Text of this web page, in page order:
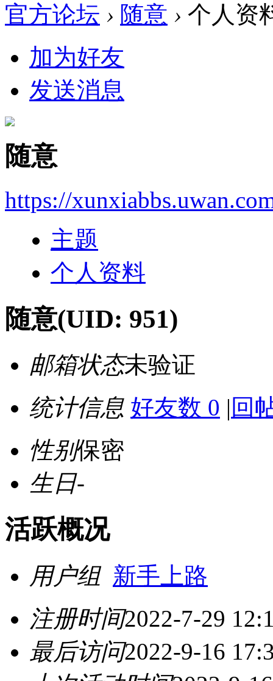
官方论坛 › 随意 › 个人资
加为好友
发送消息
随意
https://
主题
个人资料
随意(UID: 951)
邮箱状态未验证
统计信息 好友数 0 | 回
性别保密
生日-
活跃概况
用户组 新手上路
注册时间2022-7-29
最后访问2022-9-16